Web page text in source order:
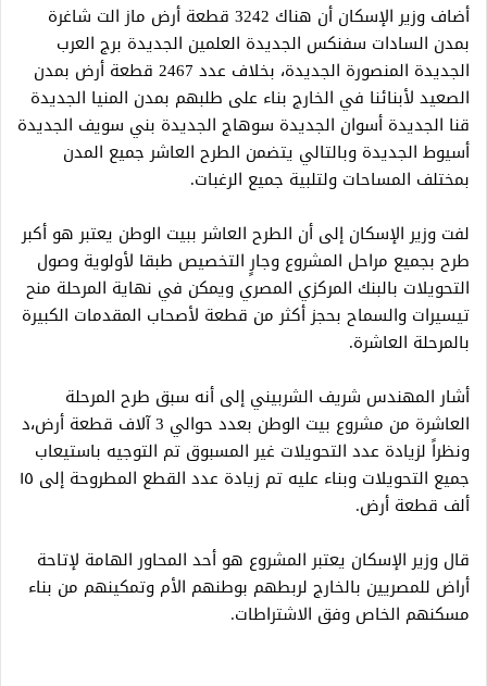
أضاف وزير الإسكان أن هناك 3242 قطعة أرض ماز الت شاغرة
بمدن السادات سفنكس الجديدة العلمين الجديدة برج العرب
الجديدة المنصورة الجديدة، بخلاف عدد 2467 قطعة أرض بمدن
الصعيد لأبنائنا في الخارج بناء على طلبهم بمدن المنيا الجديدة
قنا الجديدة أسوان الجديدة سوهاج الجديدة بني سويف الجديدة
أسيوط الجديدة وبالتالي يتضمن الطرح العاشر جميع المدن
بمختلف المساحات ولتلبية جميع الرغبات.
لفت وزير الإسكان إلى أن الطرح العاشر ببيت الوطن يعتبر هو أكبر
طرح بجميع مراحل المشروع وجارٍ التخصيص طبقا لأولوية وصول
التحويلات بالبنك المركزي المصري ويمكن في نهاية المرحلة منح
تيسيرات والسماح بحجز أكثر من قطعة لأصحاب المقدمات الكبيرة
بالمرحلة العاشرة.
أشار المهندس شريف الشربيني إلى أنه سبق طرح المرحلة
العاشرة من مشروع بيت الوطن بعدد حوالي 3 آلاف قطعة أرض،د
ونظراً لزيادة عدد التحويلات غير المسبوق تم التوجيه باستيعاب
جميع التحويلات وبناء عليه تم زيادة عدد القطع المطروحة إلى ١٥
ألف قطعة أرض.
قال وزير الإسكان يعتبر المشروع هو أحد المحاور الهامة لإتاحة
أراض للمصريين بالخارج لربطهم بوطنهم الأم وتمكينهم من بناء
مسكنهم الخاص وفق الاشتراطات.